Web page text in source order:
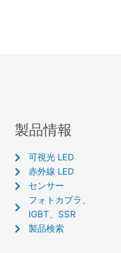
製品情報
可視光 LED
赤外線 LED
センサー
フォトカプラ、
IGBT、SSR
製品検索